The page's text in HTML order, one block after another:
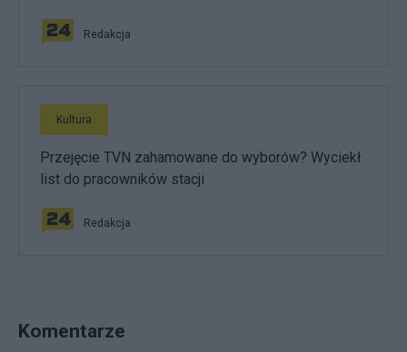
Redakcja
Kultura
Przejęcie TVN zahamowane do wyborów? Wyciekł
list do pracowników stacji
Redakcja
Komentarze